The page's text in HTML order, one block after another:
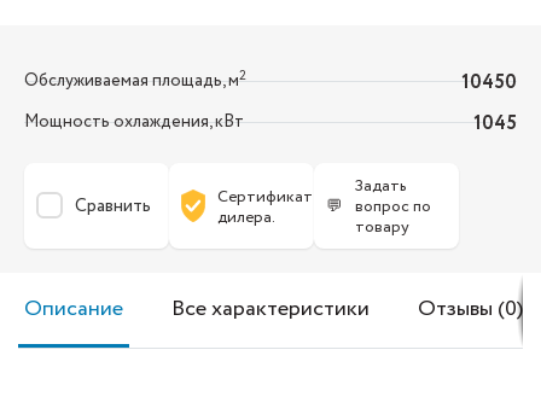
Обслуживаемая площадь, м2 10450
Мощность охлаждения, кВт 1045
Сравнить
Сертификат
дилера.
💬
Задать
вопрос по
товару
Описание Все характеристики Отзывы (0)